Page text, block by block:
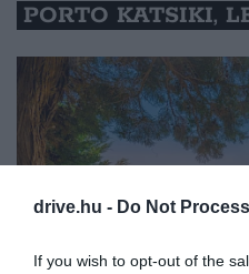
drive.hu - Do Not
If you wish to opt-out of the
PORTO KATSIKI,